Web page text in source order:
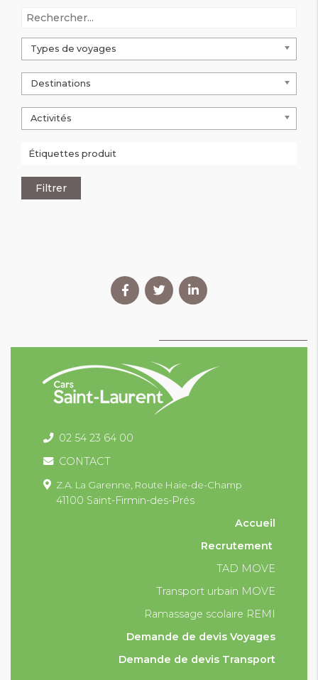
Types de voyages
Destinations
Activités
02 54 23 64 00
CONTACT
Z.A. La Garenne, Route Haie-de-Champ
41100 Saint-Firmin-des-Prés
Accueil
Recrutement
TAD MOVE
Transport urbain MOVE
Ramassage scolaire REMI
Demande de devis Voyages
Demande de devis Transport